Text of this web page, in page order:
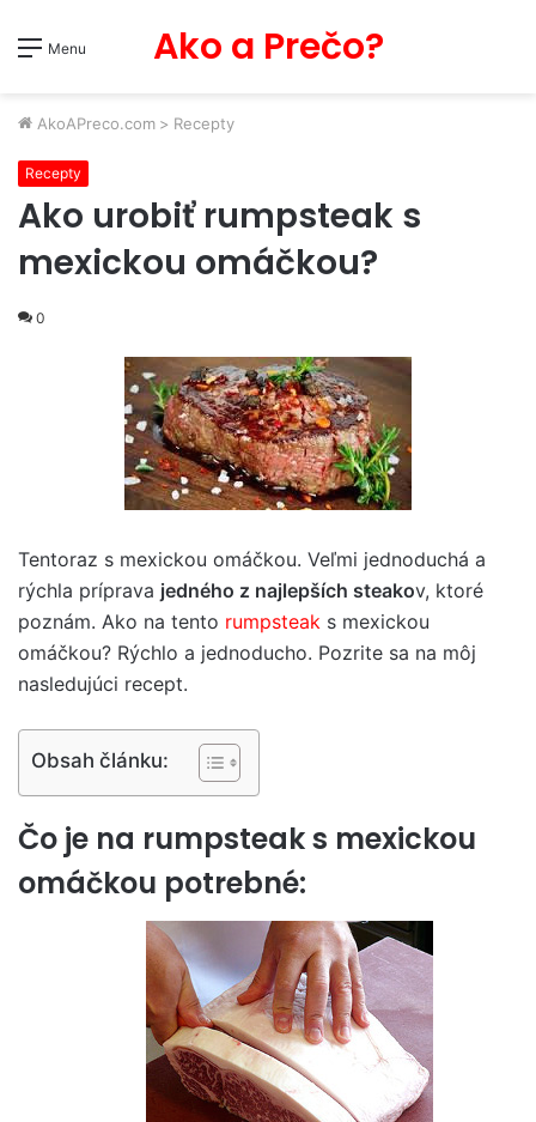
Menu Ako a Prečo?
AkoAPreco.com > Recepty
Recepty
Ako urobiť rumpsteak s
mexickou omáčkou?
0
Tentoraz s mexickou omáčkou. Veľmi jednoduchá a
rýchla príprava jedného z najlepších steakov, ktoré
poznám. Ako na tento rumpsteak s mexickou
omáčkou? Rýchlo a jednoducho. Pozrite sa na môj
nasledujúci recept.
Obsah článku:
Čo je na rumpsteak s mexickou
omáčkou potrebné: